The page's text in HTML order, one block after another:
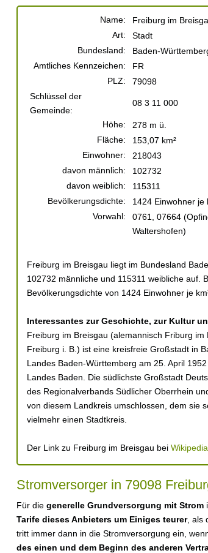
Name:
Freiburg im
Art:
Stadt
Bundesland:
Baden-
Amtliches Kennzeichen:
FR
PLZ:
79098
Schlüssel der
Gemeinde:
08 3 11 000
Höhe:
278 m ü.
Fläche:
153,07 km²
Einwohner:
218043
davon männlich:
102732
davon weiblich:
115311
Bevölkerungsdichte:
1424 Einwohner je
Vorwahl:
0761, 07664
Waltershofen)
Freiburg im Breisgau liegt im Bundesland
102732 männliche und 115311 weibliche auf.
Bevölkerungsdichte von 1424 Einwohner je
Interessantes zur Geschichte, zur Kultur
Freiburg im Breisgau (alemannisch Friburg
Freiburg i. B.) ist eine kreisfreie Großstadt in
Landes Baden-Württemberg am 25. April
Landes Baden. Die südlichste Großstadt
des Regionalverbands Südlicher Oberrhein
von diesem Landkreis umschlossen, dem sie
vielmehr einen Stadtkreis.
Der Link zu Freiburg im Breisgau bei Wikipedia
Stromversorger in 79098
Für die generelle Grundversorgung mit Strom
Tarife dieses Anbieters um Einiges teurer, als
tritt immer dann in die Stromversorgung ein,
des einen und dem Beginn des anderen